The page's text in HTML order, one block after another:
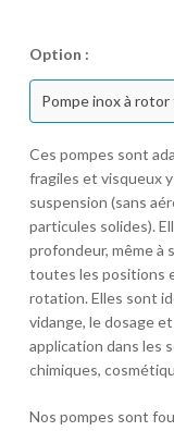
Option :
Ces pompes sont
fragiles et visqueux
suspension (sans
particules solides).
profondeur, même à
toutes les positions
rotation. Elles sont
vidange, le dosage
application dans les
chimiques,
Nos pompes sont